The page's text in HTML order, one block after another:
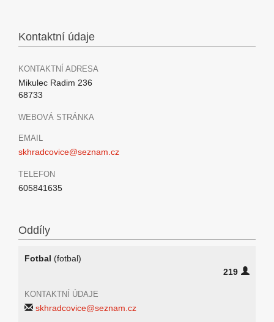
Kontaktní údaje
KONTAKTNÍ ADRESA
Mikulec Radim 236
68733
WEBOVÁ STRÁNKA
EMAIL
skhradcovice@seznam.cz
TELEFON
605841635
Oddíly
Fotbal (fotbal)
219
KONTAKTNÍ ÚDAJE
skhradcovice@seznam.cz